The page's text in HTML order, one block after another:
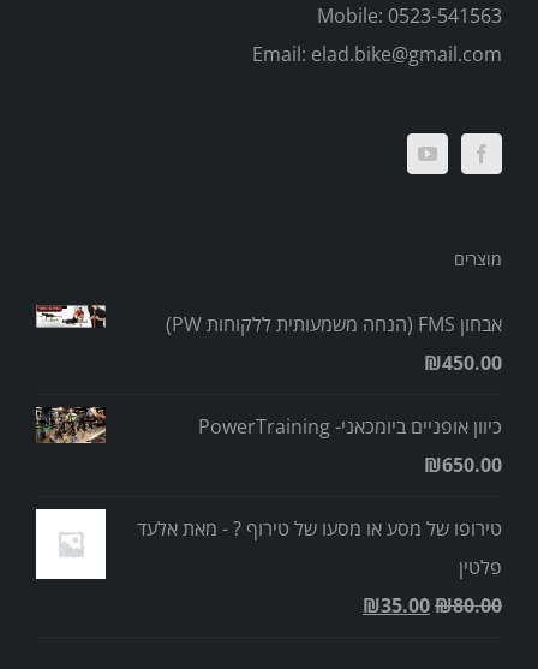
Mobile: 0523-541563
Email: elad.bike@gmail.com
מוצרים
אבחון FMS (הנחה משמעותית ללקוחות PW)
₪450.00
כיוון אופניים ביומכאני- PowerTraining
₪650.00
טירופו של מסע או מסעו של טירוף ? - מאת אלעד
פלטין
₪80.00
₪35.00